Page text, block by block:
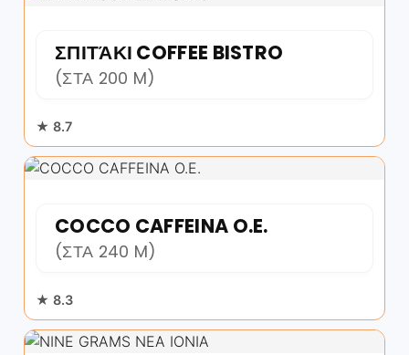
ΣΠΙΤΆΚΙ COFFEE BISTRO
(ΣΤΑ 200 M)
★ 8.7
COCCO CAFFEINA O.E.
(ΣΤΑ 240 M)
★ 8.3